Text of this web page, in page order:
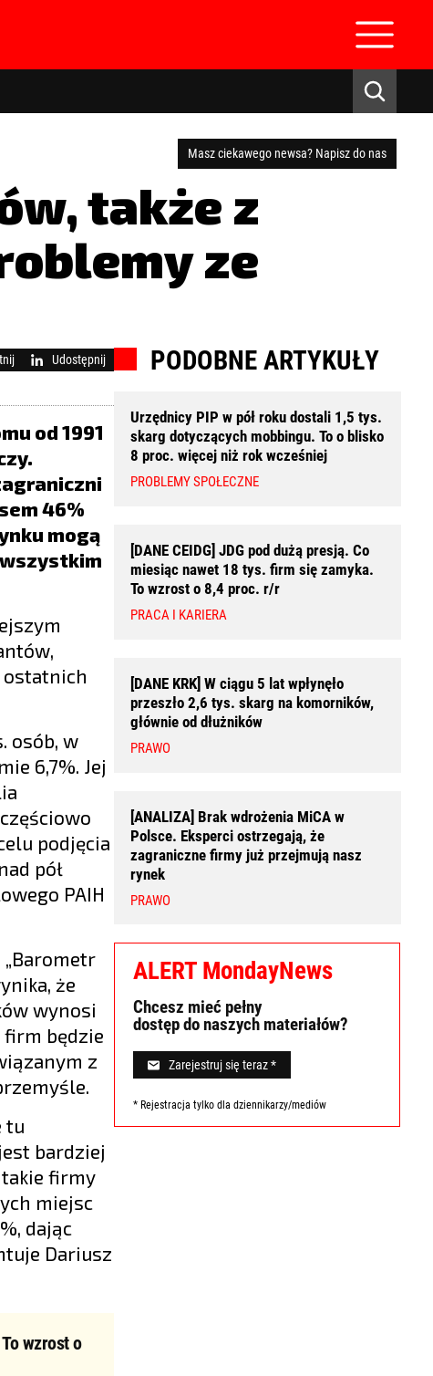
Masz ciekawego newsa? Napisz do nas
także z
ze
Udostępnij
od 1991
46%
mogą
ostatnich
osób, w
6,7%. Jej
podjęcia
pół
PAIH
że
wynosi
firm będzie
z
tu
bardziej
firmy
miejsc
dając
Dariusz
wzrost o
PODOBNE ARTYKUŁY
Urzędnicy PIP w pół roku dostali 1,5 tys.
skarg dotyczących mobbingu. To o blisko
8 proc. więcej niż rok wcześniej
PROBLEMY SPOŁECZNE
[DANE CEIDG] JDG pod dużą presją. Co
miesiąc nawet 18 tys. firm się zamyka.
To wzrost o 8,4 proc. r/r
PRACA I KARIERA
[DANE KRK] W ciągu 5 lat wpłynęło
przeszło 2,6 tys. skarg na komorników,
głównie od dłużników
PRAWO
[ANALIZA] Brak wdrożenia MiCA w
Polsce. Eksperci ostrzegają, że
zagraniczne firmy już przejmują nasz
rynek
PRAWO
ALERT MondayNews
Chcesz mieć pełny
dostęp do naszych materiałów?
Zarejestruj się teraz *
* Rejestracja tylko dla dziennikarzy/mediów